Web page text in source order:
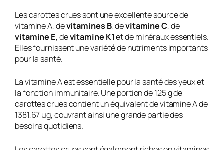
Les carottes crues sont une excellente source de
vitamine A, devitamines B, devitamine C, de
vitamine E, devitamine K1et de minéraux essentiels.
Elles fournissent une variété de nutriments importants
pour la santé.
La vitamine A est essentielle pour la santé des yeux et
la fonction immunitaire. Une portion de 125 g de
carottes crues contient un équivalent de vitamine A de
1381,67 µg, couvrant ainsi une grande partie des
besoins quotidiens.